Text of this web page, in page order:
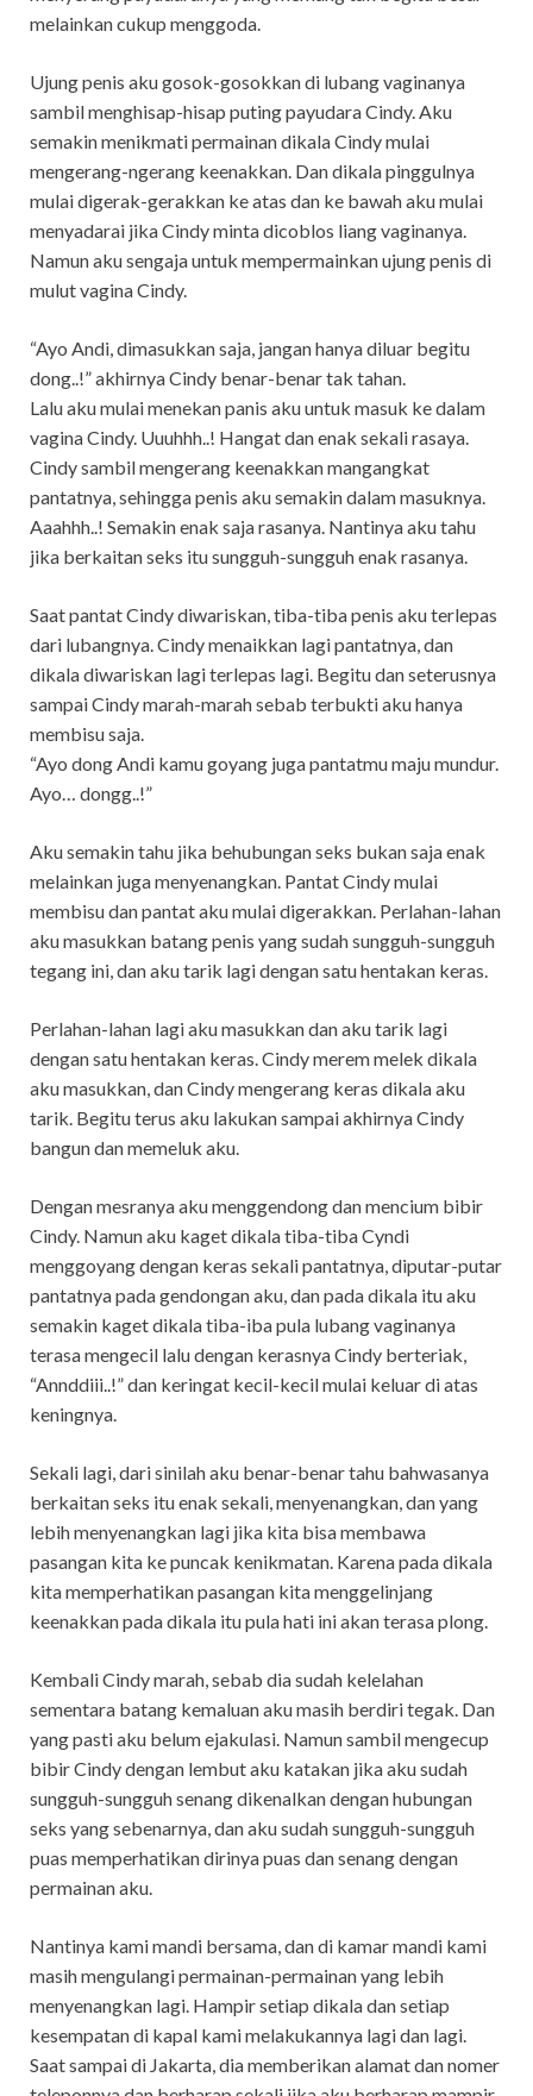
melainkan cukup menggoda.
Ujung penis aku gosok-gosokkan di lubang vaginanya
sambil menghisap-hisap puting payudara Cindy. Aku
semakin menikmati permainan dikala Cindy mulai
mengerang-ngerang keenakkan. Dan dikala pinggulnya
mulai digerak-gerakkan ke atas dan ke bawah aku mulai
menyadarai jika Cindy minta dicoblos liang vaginanya.
Namun aku sengaja untuk mempermainkan ujung penis di
mulut vagina Cindy.
“Ayo Andi, dimasukkan saja, jangan hanya diluar begitu
dong..!” akhirnya Cindy benar-benar tak tahan.
Lalu aku mulai menekan panis aku untuk masuk ke dalam
vagina Cindy. Uuuhhh..! Hangat dan enak sekali rasaya.
Cindy sambil mengerang keenakkan mangangkat
pantatnya, sehingga penis aku semakin dalam masuknya.
Aaahhh..! Semakin enak saja rasanya. Nantinya aku tahu
jika berkaitan seks itu sungguh-sungguh enak rasanya.
Saat pantat Cindy diwariskan, tiba-tiba penis aku terlepas
dari lubangnya. Cindy menaikkan lagi pantatnya, dan
dikala diwariskan lagi terlepas lagi. Begitu dan seterusnya
sampai Cindy marah-marah sebab terbukti aku hanya
membisu saja.
“Ayo dong Andi kamu goyang juga pantatmu maju mundur.
Ayo… dongg..!”
Aku semakin tahu jika behubungan seks bukan saja enak
melainkan juga menyenangkan. Pantat Cindy mulai
membisu dan pantat aku mulai digerakkan. Perlahan-lahan
aku masukkan batang penis yang sudah sungguh-sungguh
tegang ini, dan aku tarik lagi dengan satu hentakan keras.
Perlahan-lahan lagi aku masukkan dan aku tarik lagi
dengan satu hentakan keras. Cindy merem melek dikala
aku masukkan, dan Cindy mengerang keras dikala aku
tarik. Begitu terus aku lakukan sampai akhirnya Cindy
bangun dan memeluk aku.
Dengan mesranya aku menggendong dan mencium bibir
Cindy. Namun aku kaget dikala tiba-tiba Cyndi
menggoyang dengan keras sekali pantatnya, diputar-putar
pantatnya pada gendongan aku, dan pada dikala itu aku
semakin kaget dikala tiba-iba pula lubang vaginanya
terasa mengecil lalu dengan kerasnya Cindy berteriak,
“Annddiii..!” dan keringat kecil-kecil mulai keluar di atas
keningnya.
Sekali lagi, dari sinilah aku benar-benar tahu bahwasanya
berkaitan seks itu enak sekali, menyenangkan, dan yang
lebih menyenangkan lagi jika kita bisa membawa
pasangan kita ke puncak kenikmatan. Karena pada dikala
kita memperhatikan pasangan kita menggelinjang
keenakkan pada dikala itu pula hati ini akan terasa plong.
Kembali Cindy marah, sebab dia sudah kelelahan
sementara batang kemaluan aku masih berdiri tegak. Dan
yang pasti aku belum ejakulasi. Namun sambil mengecup
bibir Cindy dengan lembut aku katakan jika aku sudah
sungguh-sungguh senang dikenalkan dengan hubungan
seks yang sebenarnya, dan aku sudah sungguh-sungguh
puas memperhatikan dirinya puas dan senang dengan
permainan aku.
Nantinya kami mandi bersama, dan di kamar mandi kami
masih mengulangi permainan-permainan yang lebih
menyenangkan lagi. Hampir setiap dikala dan setiap
kesempatan di kapal kami melakukannya lagi dan lagi.
Saat sampai di Jakarta, dia memberikan alamat dan nomer